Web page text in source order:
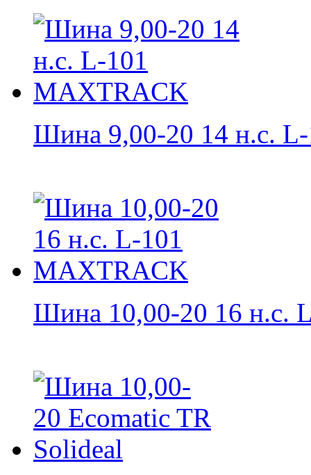
Шина 9,00-20 14 н.с.
Шина 10,00-20 16 н.с.